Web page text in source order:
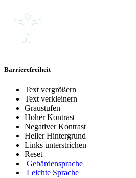
Barrierefreiheit
Text vergrößern
Text verkleinern
Graustufen
Hoher Kontrast
Negativer Kontrast
Heller Hintergrund
Links unterstrichen
Reset
Gebärdensprache
Leichte Sprache